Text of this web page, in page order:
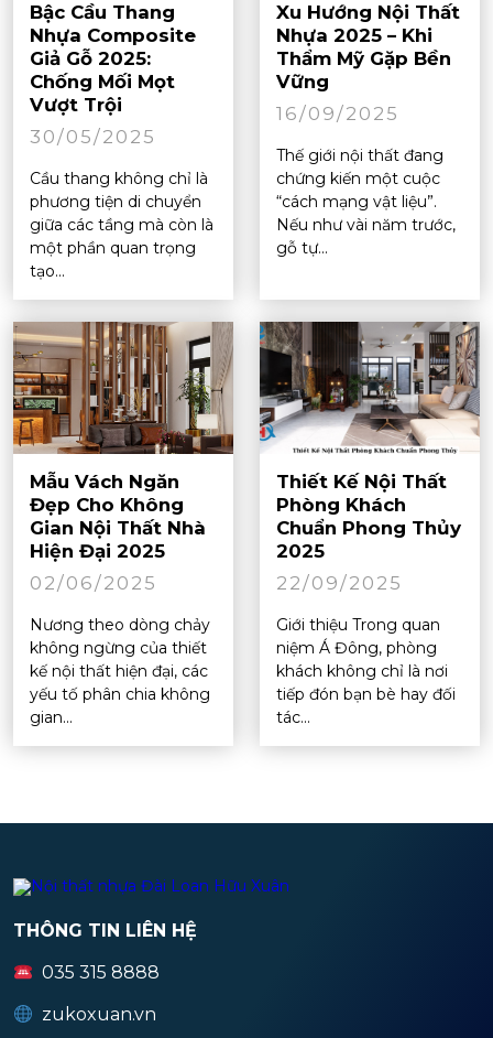
Bậc Cầu Thang
Nhựa Composite
Giả Gỗ 2025:
Chống Mối Mọt
Vượt Trội
30/05/2025
Cầu thang không chỉ là
phương tiện di chuyển
giữa các tầng mà còn là
một phần quan trọng
tạo...
Xu Hướng Nội Thất
Nhựa 2025 – Khi
Thẩm Mỹ Gặp Bền
Vững
16/09/2025
Thế giới nội thất đang
chứng kiến một cuộc
“cách mạng vật liệu”.
Nếu như vài năm trước,
gỗ tự...
Mẫu Vách Ngăn
Đẹp Cho Không
Gian Nội Thất Nhà
Hiện Đại 2025
02/06/2025
Nương theo dòng chảy
không ngừng của thiết
kế nội thất hiện đại, các
yếu tố phân chia không
gian...
Thiết Kế Nội Thất
Phòng Khách
Chuẩn Phong Thủy
2025
22/09/2025
Giới thiệu Trong quan
niệm Á Đông, phòng
khách không chỉ là nơi
tiếp đón bạn bè hay đối
tác...
THÔNG TIN LIÊN HỆ
035 315 8888
zukoxuan.vn